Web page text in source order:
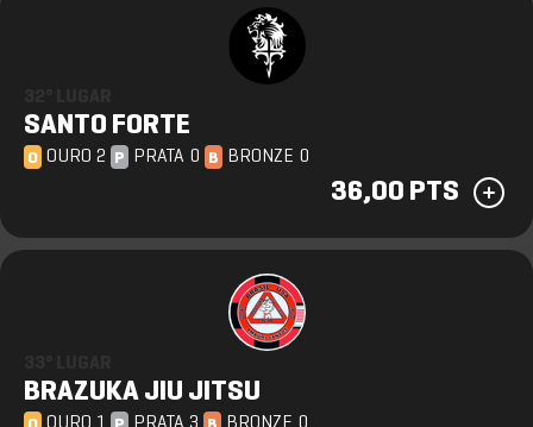
SANTO FORTE
O OURO 2 P PRATA 0 B BRONZE 0
36,00 PTS
BRAZUKA JIU JITSU
OURO 1 PRATA 3 BRONZE 0